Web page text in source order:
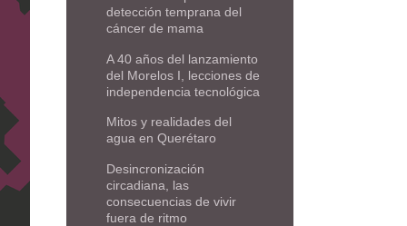
detección temprana del
cáncer de mama
A 40 años del lanzamiento
del Morelos I, lecciones de
independencia tecnológica
Mitos y realidades del
agua en Querétaro
Desincronización
circadiana, las
consecuencias de vivir
fuera de ritmo